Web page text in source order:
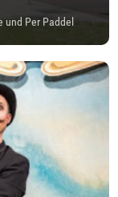
und Per Paddel